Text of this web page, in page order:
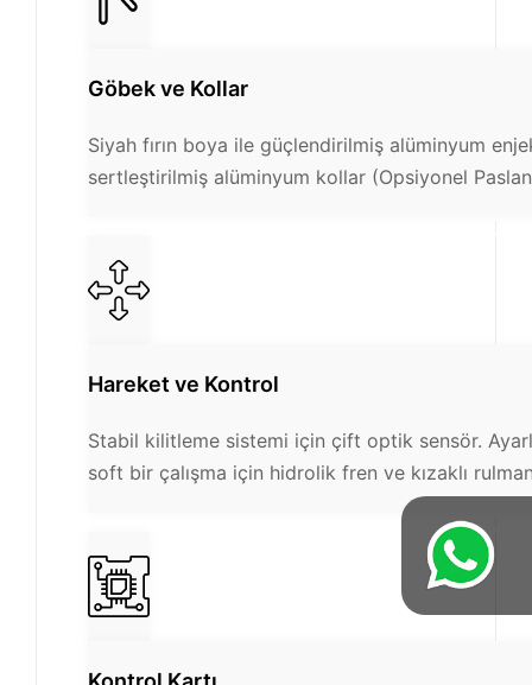
Göbek ve Kollar
Siyah fırın boya ile güçlendirilmiş alüminyum
sertleştirilmiş alüminyum kollar (Opsiyonel
Hareket ve Kontrol
Stabil kilitleme sistemi için çift optik sensör.
soft bir çalışma için hidrolik fren ve kızaklı